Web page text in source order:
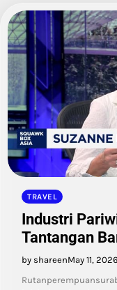
TRAVEL
Industri
Tantangan
by shareenMay 11, 2026